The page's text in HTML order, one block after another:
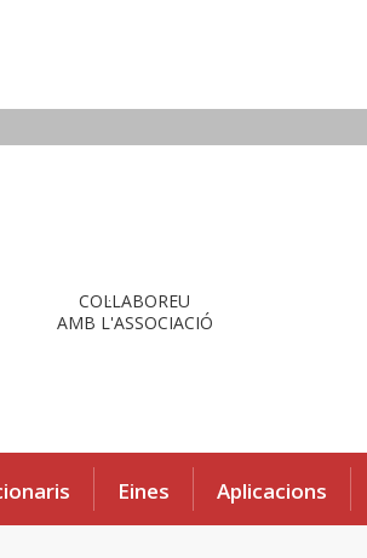
COL·LABOREU
AMB L'ASSOCIACIÓ
Eines Aplicacions